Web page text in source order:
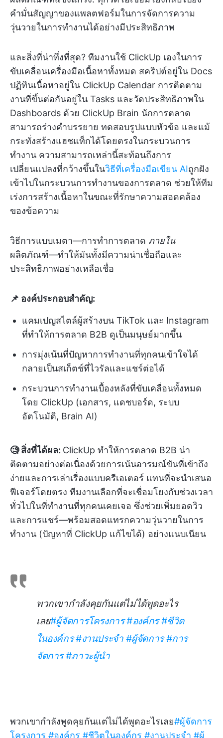
คำมั่นสัญญาของแพลตฟอร์มในการจัดการความ
วุ่นวายในการทำงานได้อย่างมีประสิทธิภาพ
และสิ่งที่น่าทึ่งที่สุด? ทีมงานใช้ ClickUp เองในการ
ขับเคลื่อนเครื่องมือเนื้อหาทั้งหมด สคริปต์อยู่ใน Docs
ปฏิทินเนื้อหาอยู่ใน ClickUp Calendar การติดตาม
งานที่ขึ้นต่อกันอยู่ใน Tasks และวัดประสิทธิภาพใน
Dashboards ด้วย ClickUp Brain นักการตลาด
สามารถร่างคำบรรยาย ทดสอบรูปแบบหัวข้อ และแม้
กระทั่งสร้างแฮชแท็กได้โดยตรงในกระบวนการ
ทำงาน ความสามารถเหล่านี้สะท้อนถึงการ
เปลี่ยนแปลงที่กว้างขึ้นในวิธีที่เครื่องมือเขียน AIถูกฝัง
เข้าไปในกระบวนการทำงานของการตลาด ช่วยให้ทีม
เร่งการสร้างเนื้อหาในขณะที่รักษาความสอดคล้อง
ของข้อความ
วิธีการแบบเมตา—การทำการตลาด ภายใน
ผลิตภัณฑ์—ทำให้มันทั้งมีความน่าเชื่อถือและ
ประสิทธิภาพอย่างเหลือเชื่อ
📌 องค์ประกอบสำคัญ:
แคมเปญสไตล์ผู้สร้างบน TikTok และ Instagram
ที่ทำให้การตลาด B2B ดูเป็นมนุษย์มากขึ้น
การมุ่งเน้นที่ปัญหาการทำงานที่ทุกคนเข้าใจได้
กลายเป็นสเก็ตช์ที่ไวรัลและแชร์ต่อได้
กระบวนการทำงานเบื้องหลังที่ขับเคลื่อนทั้งหมด
โดย ClickUp (เอกสาร, แดชบอร์ด, ระบบ
อัตโนมัติ, Brain AI)
🧐 สิ่งที่ได้ผล: ClickUp ทำให้การตลาด B2B น่า
ติดตามอย่างต่อเนื่องด้วยการเน้นอารมณ์ขันที่เข้าถึง
ง่ายและการเล่าเรื่องแบบครีเอเตอร์ แทนที่จะนำเสนอ
ฟีเจอร์โดยตรง ทีมงานเลือกที่จะเชื่อมโยงกับช่วงเวลา
ทั่วไปในที่ทำงานที่ทุกคนเคยเจอ ซึ่งช่วยเพิ่มยอดวิว
และการแชร์—พร้อมสอดแทรกความวุ่นวายในการ
ทำงาน (ปัญหาที่ ClickUp แก้ไขได้) อย่างแนบเนียน
พวกเขากำลังคุยกันแต่ไม่ได้พูดอะไร
เลย#ผู้จัดการโครงการ #องค์กร #ชีวิต
ในองค์กร #งานประจำ #ผู้จัดการ #การ
จัดการ #ภาวะผู้นำ
พวกเขากำลังพูดคุยกันแต่ไม่ได้พูดอะไรเลย#ผู้จัดการ
โครงการ #องค์กร #ชีวิตในองค์กร #งานประจำ #ผู้